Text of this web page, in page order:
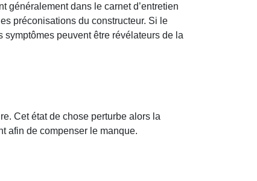
généralement dans le carnet d’entretien
préconisations du constructeur. Si le
peuvent être révélateurs de la
Cet état de chose perturbe alors la
afin de compenser le manque.